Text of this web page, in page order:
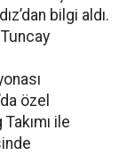
bilgi aldı.
özel
ile